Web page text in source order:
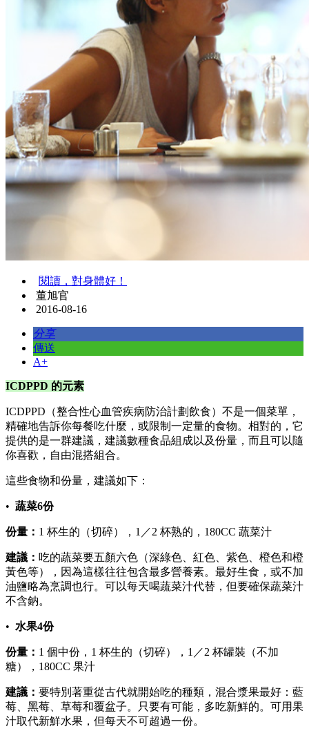
閱讀，對身體好！
董旭官
2016-08-16
分享
傳送
A+
ICDPPD 的元素
ICDPPD（整合性心血管疾病防治計劃飲食）不是一個菜單，
精確地告訴你每餐吃什麼，或限制一定量的食物。相對的，它
提供的是一群建議，建議數種食品組成以及份量，而且可以隨
你喜歡，自由混搭組合。
這些食物和份量，建議如下：
• 蔬菜6份
份量： 1 杯生的（切碎），1／2 杯熟的，180CC 蔬菜汁
建議： 吃的蔬菜要五顏六色（深綠色、紅色、紫色、橙色和橙
黃色等），因為這樣往往包含最多營養素。最好生食，或不加
油鹽略為烹調也行。可以每天喝蔬菜汁代替，但要確保蔬菜汁
不含鈉。
• 水果4份
份量： 1 個中份，1 杯生的（切碎），1／2 杯罐裝（不加
糖），180CC 果汁
建議： 要特別著重從古代就開始吃的種類，混合漿果最好：藍
莓、黑莓、草莓和覆盆子。只要有可能，多吃新鮮的。可用果
汁取代新鮮水果，但每天不可超過一份。